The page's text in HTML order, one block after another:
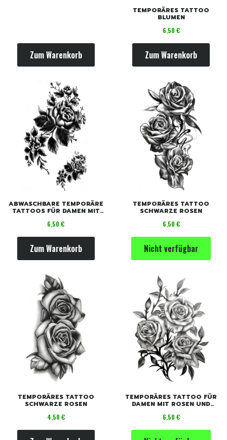
Zum Warenkorb
TEMPORÄRES TATTOO
BLUMEN
Preis
6,50 €
Zum Warenkorb
ABWASCHBARE TEMPORÄRE
TATTOOS FÜR DAMEN MIT
BLUMEN
Preis
6,50 €
Zum Warenkorb
TEMPORÄRES TATTOO
SCHWARZE ROSEN
Preis
6,50 €
Nicht verfügbar
TEMPORÄRES TATTOO
SCHWARZE ROSEN
Preis
4,50 €
TEMPORÄRES TATTOO FÜR
DAMEN MIT ROSEN UND
Preis
6,50 €